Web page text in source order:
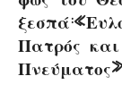
Πατρός